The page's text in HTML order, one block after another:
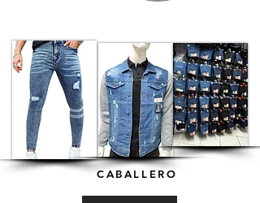
CABALLERO